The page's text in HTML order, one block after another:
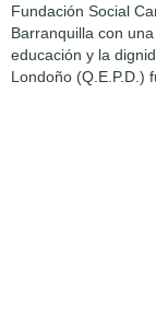
Fundación Social
Barranquilla con
educación y la
Londoño (Q.E.P.D.)